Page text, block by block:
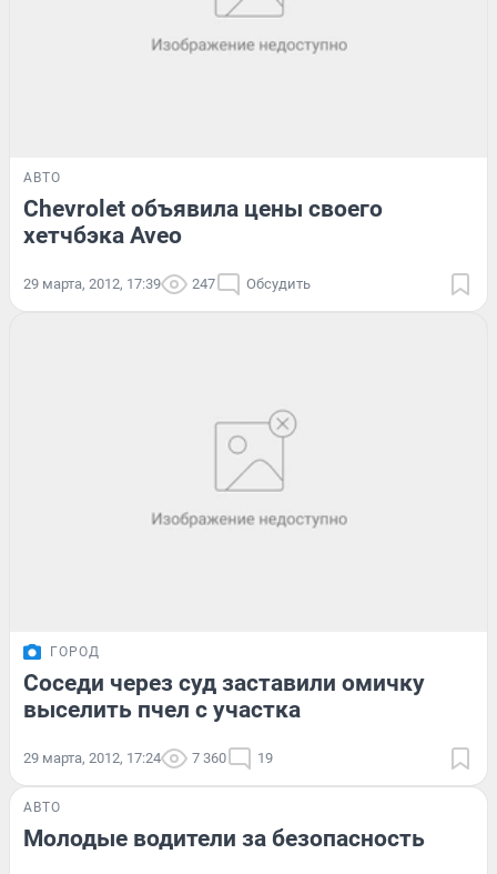
АВТО
Chevrolet объявила цены своего
хетчбэка Aveo
29 марта, 2012, 17:39 247 Обсудить
ГОРОД
Соседи через суд заставили омичку
выселить пчел с участка
29 марта, 2012, 17:24 7 360 19
АВТО
Молодые водители за безопасность